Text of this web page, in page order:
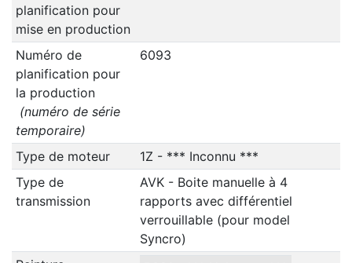
planification pour
mise en production
Numéro de
planification pour
la production
(numéro de série
temporaire)
6093
Type de moteur
1Z - *** Inconnu ***
Type de
transmission
AVK - Boite manuelle à 4
rapports avec différentiel
verrouillable (pour model
Syncro)